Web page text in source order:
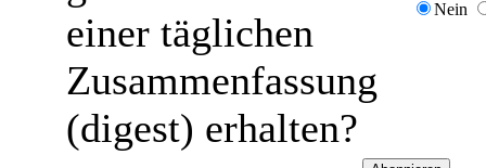
einer täglichen
Zusammenfassung
(digest) erhalten?
Nein